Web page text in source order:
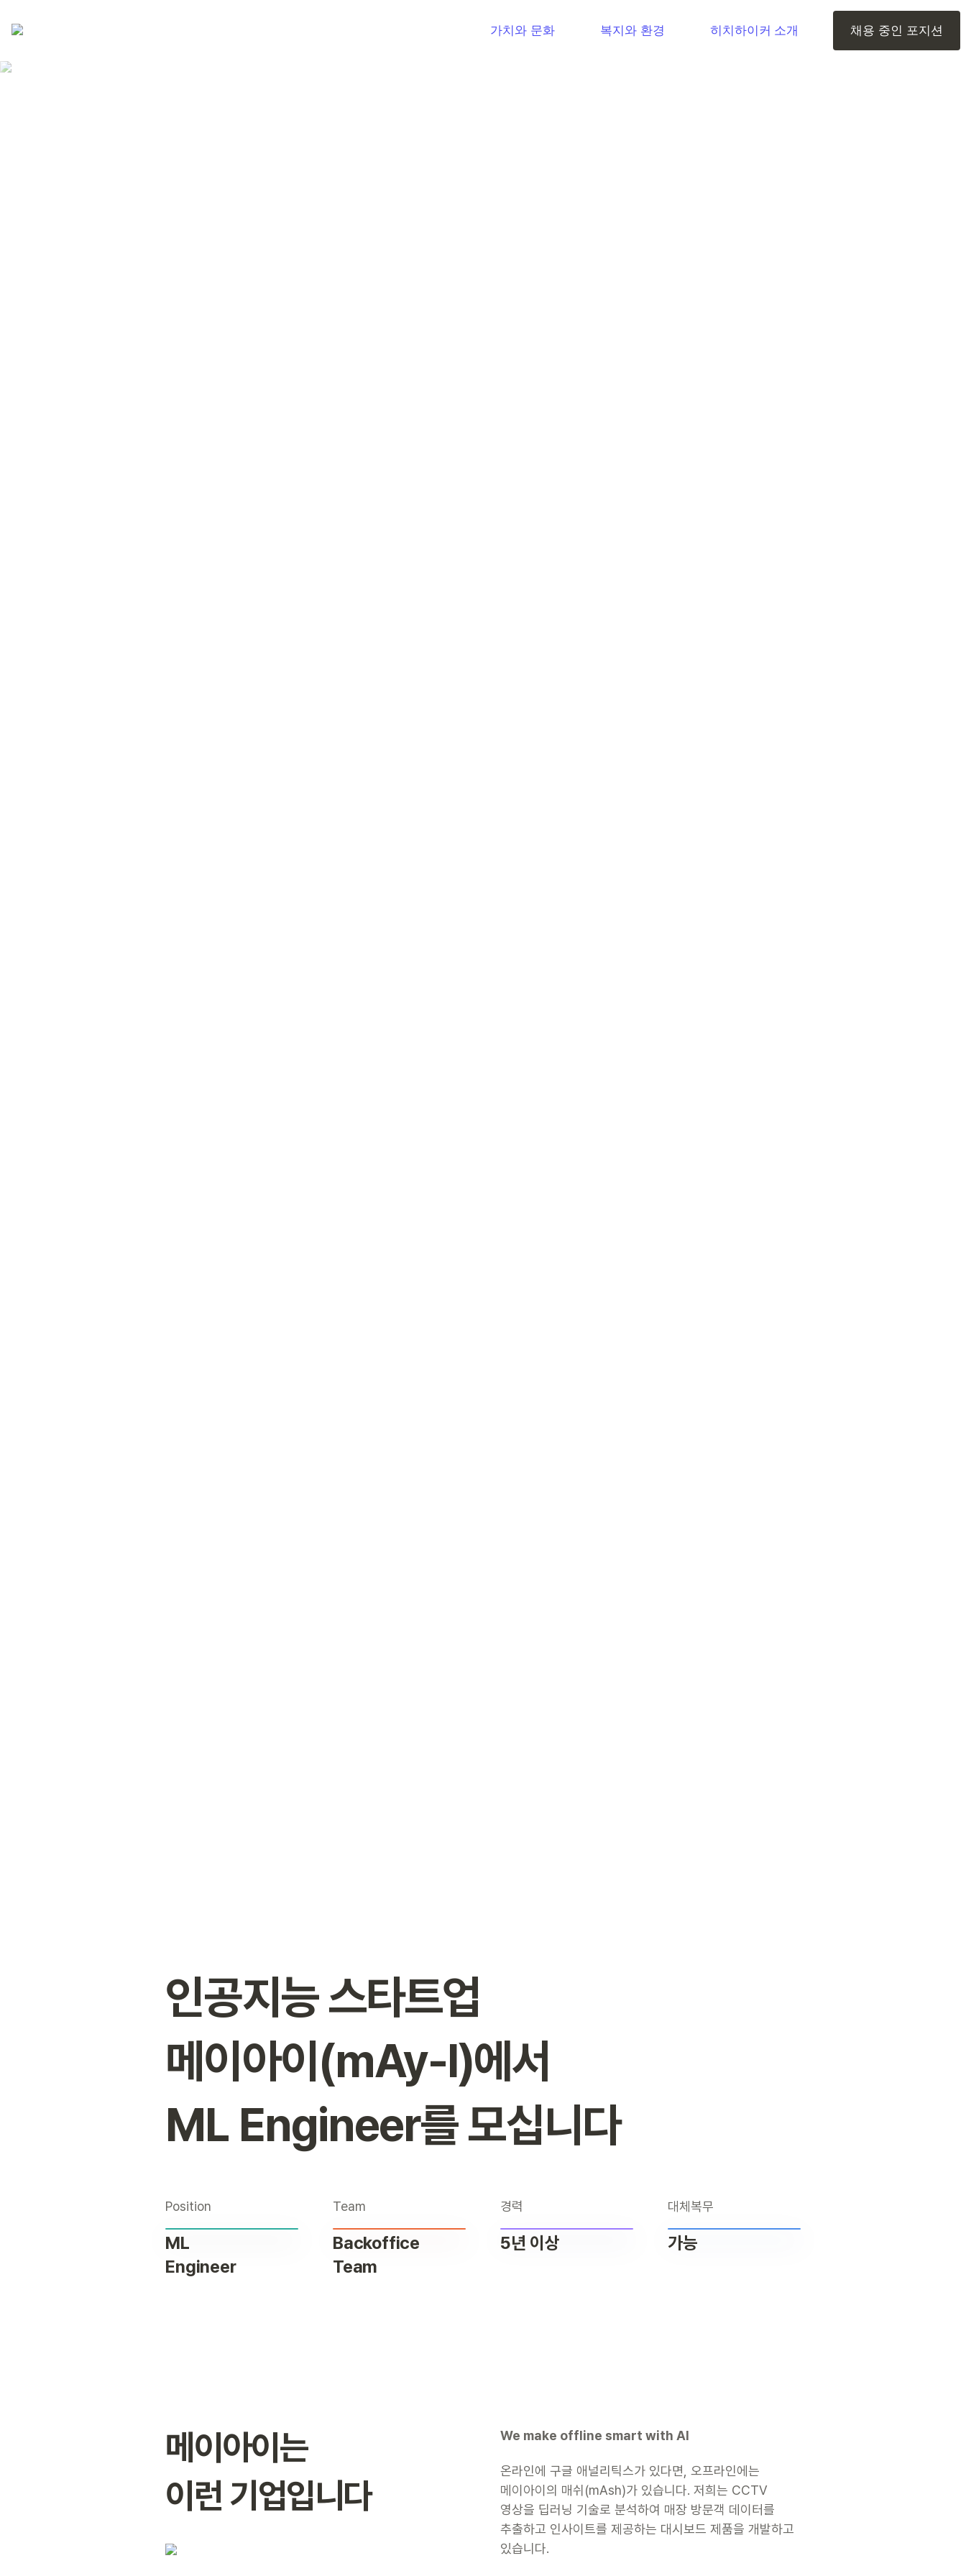
가치와 문화 복지와 환경 히치하이커 소개 채용 중인 포지션
인공지능 스타트업
ML Engineer를 모십니다
Position
ML
Engineer
Team
Backoffice
Team
경력
5년 이상
대체복무
가능
메이아이는
이런 기업입니다
We make offline smart with AI
온라인에 구글 애널리틱스가 있다면, 오프라인에는
메이아이의 매쉬(mAsh)가 있습니다. 저희는 CCTV
영상을 딥러닝 기술로 분석하여 매장 방문객 데이터를
추출하고 인사이트를 제공하는 대시보드 제품을 개발하고
있습니다.